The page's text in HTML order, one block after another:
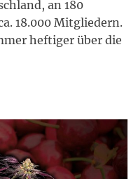
an 180
18.000 Mitgliedern.
heftiger über die